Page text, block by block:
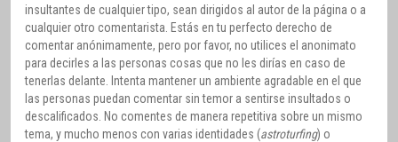
insultantes de cualquier tipo, sean dirigidos al autor de la página o a
cualquier otro comentarista. Estás en tu perfecto derecho de
comentar anónimamente, pero por favor, no utilices el anonimato
para decirles a las personas cosas que no les dirías en caso de
tenerlas delante. Intenta mantener un ambiente agradable en el que
las personas puedan comentar sin temor a sentirse insultados o
descalificados. No comentes de manera repetitiva sobre un mismo
tema, y mucho menos con varias identidades (astroturfing) o